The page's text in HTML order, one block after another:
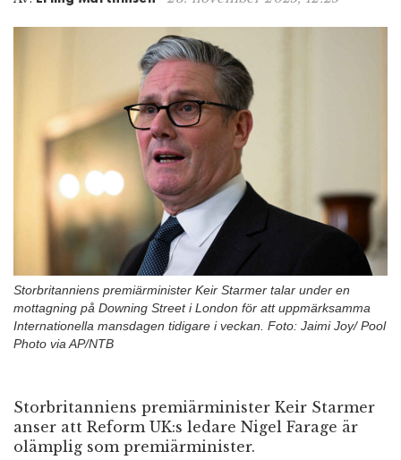
Storbritanniens premiärminister Keir Starmer talar under en
mottagning på Downing Street i London för att uppmärksamma
Internationella mansdagen tidigare i veckan. Foto: Jaimi Joy/ Pool
Photo via AP/NTB
Storbritanniens premiärminister Keir Starmer
anser att Reform UK:s ledare Nigel Farage är
olämplig som premiärminister.